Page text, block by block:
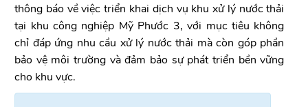
thông báo về việc triển khai dịch vụ khu xử lý nước thải
tại khu công nghiệp Mỹ Phước 3, với mục tiêu không
chỉ đáp ứng nhu cầu xử lý nước thải mà còn góp phần
bảo vệ môi trường và đảm bảo sự phát triển bền vững
cho khu vực.